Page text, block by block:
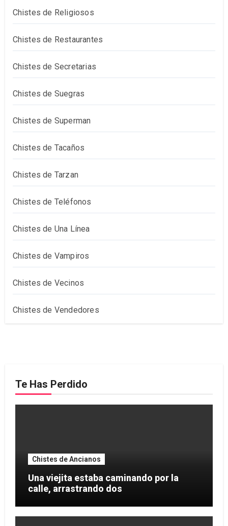
Chistes de Religiosos
Chistes de Restaurantes
Chistes de Secretarias
Chistes de Suegras
Chistes de Superman
Chistes de Tacaños
Chistes de Tarzan
Chistes de Teléfonos
Chistes de Una Línea
Chistes de Vampiros
Chistes de Vecinos
Chistes de Vendedores
Te Has Perdido
Chistes de Ancianos
Una viejita estaba caminando por la
calle, arrastrando dos